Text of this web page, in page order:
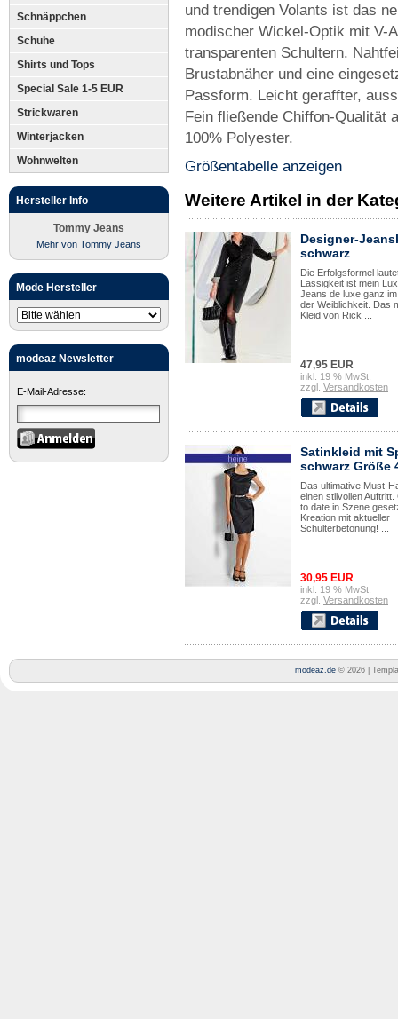
Schnäppchen
Schuhe
Shirts und Tops
Special Sale 1-5 EUR
Strickwaren
Winterjacken
Wohnwelten
Hersteller Info
Tommy Jeans
Mehr von Tommy Jeans
Mode Hersteller
modeaz Newsletter
E-Mail-Adresse:
und trendigen Volants ist das
modischer Wickel-Optik mit V-
transparenten Schultern.
Brustabnäher und eine
Passform. Leicht geraffter,
Fein fließende Chiffon-Qualität
100% Polyester.
Größentabelle anzeigen
Weitere Artikel in der
Designer-
schwarz
Die Erfolgsformel
Lässigkeit ist mein
Jeans de luxe ganz
der Weiblichkeit. Das
Kleid von Rick ...
47,95 EUR
inkl. 19 % MwSt.
zzgl. Versandkosten
Satinkleid mit
schwarz Größe
Das ultimative Must-
einen stilvollen Auftritt.
to date in Szene
Kreation mit aktueller
Schulterbetonung! ...
30,95 EUR
inkl. 19 % MwSt.
zzgl. Versandkosten
modeaz.de © 2026 |